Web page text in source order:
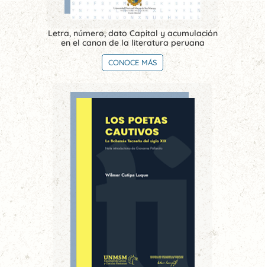
Letra, número, dato Capital y acumulación
en el canon de la literatura peruana
CONOCE MÁS